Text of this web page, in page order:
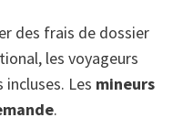
des frais de dossier
les voyageurs
Les mineurs
.